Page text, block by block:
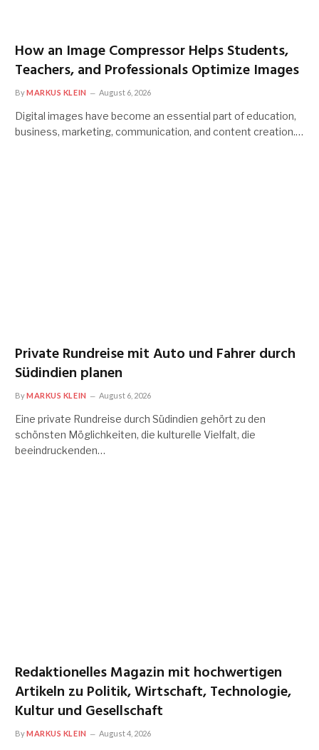
How an Image Compressor Helps Students,
Teachers, and Professionals Optimize Images
ByMARKUS KLEIN August 6, 2026
Digital images have become an essential part of education,
business, marketing, communication, and content creation.…
Private Rundreise mit Auto und Fahrer durch
Südindien planen
ByMARKUS KLEIN August 6, 2026
Eine private Rundreise durch Südindien gehört zu den
schönsten Möglichkeiten, die kulturelle Vielfalt, die
beeindruckenden…
Redaktionelles Magazin mit hochwertigen
Artikeln zu Politik, Wirtschaft, Technologie,
Kultur und Gesellschaft
ByMARKUS KLEIN August 4, 2026